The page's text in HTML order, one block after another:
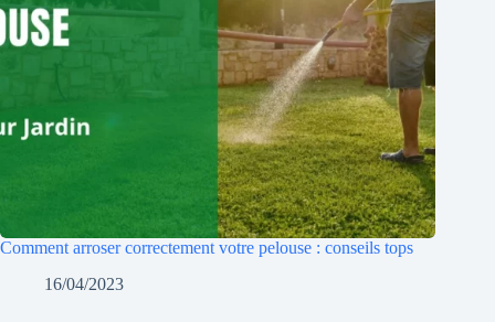
Comment arroser correctement votre pelouse : conseils tops
16/04/2023